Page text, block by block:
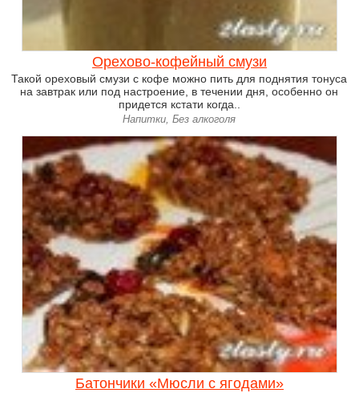
Орехово-кофейный смузи
Такой ореховый смузи с кофе можно пить для поднятия тонуса
на завтрак или под настроение, в течении дня, особенно он
придется кстати когда..
Напитки, Без алкоголя
Батончики «Мюсли с ягодами»